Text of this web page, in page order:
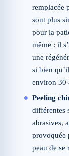
remplacée
sont plus
pour la
même : il
une
si bien
environ 30
Peeling
différentes
abrasives,
provoquée
peau de se